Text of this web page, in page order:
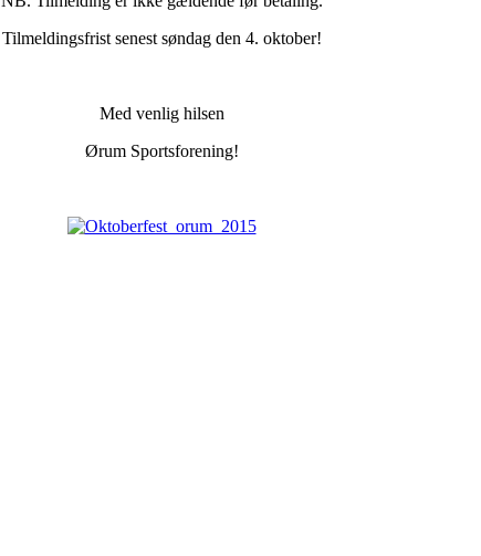
Tilmeldingsfrist senest søndag den 4. oktober!
Med venlig hilsen
Ørum Sportsforening!